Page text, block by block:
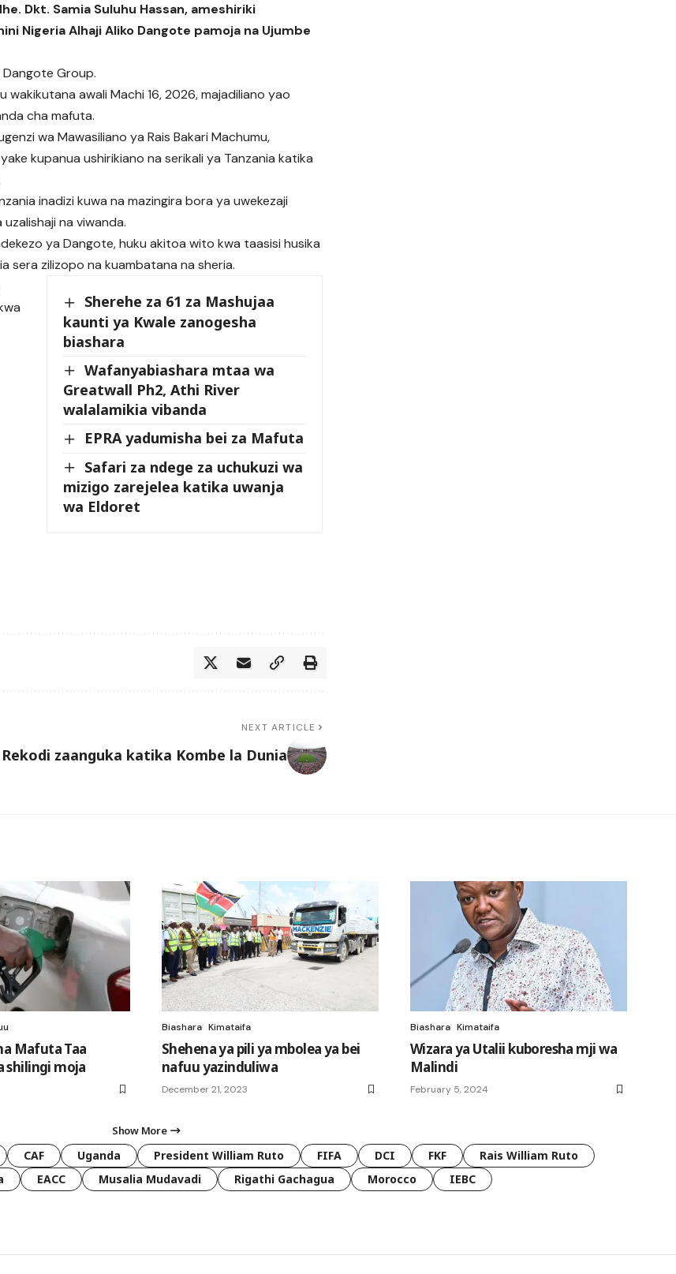
Dkt. Samia Suluhu Hassan, ameshiriki
Nigeria Alhaji Aliko Dangote pamoja na Ujumbe
Dangote Group.
wakikutana awali Machi 16, 2026, majadiliano yao
cha mafuta.
wa Mawasiliano ya Rais Bakari Machumu,
kupanua ushirikiano na serikali ya Tanzania katika
inadizi kuwa na mazingira bora ya uwekezaji
na viwanda.
ya Dangote, huku akitoa wito kwa taasisi husika
sera zilizopo na kuambatana na sheria.
Sherehe za 61 za Mashujaa
kaunti ya Kwale zanogesha
biashara
Wafanyabiashara mtaa wa
Greatwall Ph2, Athi River
walalamikia vibanda
EPRA yadumisha bei za Mafuta
Safari za ndege za uchukuzi wa
mizigo zarejelea katika uwanja
wa Eldoret
NEXT ARTICLE
Rekodi zaanguka katika Kombe la Dunia
Mafuta Taa
shilingi moja
Biashara Kimataifa
Shehena ya pili ya mbolea ya bei
nafuu yazinduliwa
December 21, 2023
Biashara Kimataifa
Wizara ya Utalii kuboresha mji wa
Malindi
February 5, 2024
Show More
CAF Uganda President William Ruto FIFA DCI FKF
Rais William Ruto
EACC Musalia Mudavadi Rigathi Gachagua Morocco IEBC